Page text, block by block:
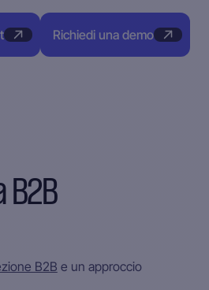
Richiedi una demo
B2B
B2B e un approccio